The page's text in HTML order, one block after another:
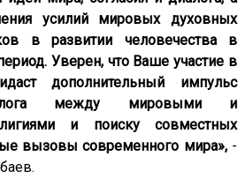
усилий мировых духовных
в развитии человечества в
Уверен, что Ваше участие в
дополнительный импульс
между мировыми и
и поиску совместных
вызовы современного мира»,-